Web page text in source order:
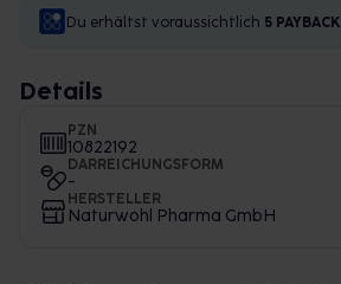
Du erhältst voraussichtlich 5 PAYBACK
Details
PZN
10822192
DARREICHUNGSFORM
-
HERSTELLER
Naturwohl Pharma GmbH